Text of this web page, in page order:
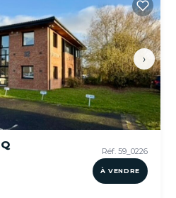
›
Réf. 59_0226
À VENDRE